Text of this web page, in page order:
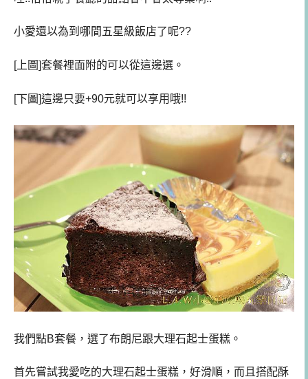
小愛還以為到哪間五星級飯店了呢??
[上圖]套餐裡面附的可以從這邊選。
[下圖]這邊只要+90元就可以享用哦!!
我們點B套餐，選了布朗尼跟大理石起士蛋糕。
首先嘗試我愛吃的大理石起士蛋糕，好滑順，而且搭配酥